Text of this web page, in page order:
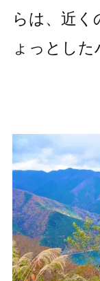
らは、近く
ょっとした